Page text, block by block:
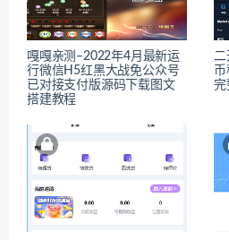
嘎嘎亲测–2022年4月最新运
行微信H5红黑大战免公众号
已对接支付版源码下载图文
搭建教程
二
完